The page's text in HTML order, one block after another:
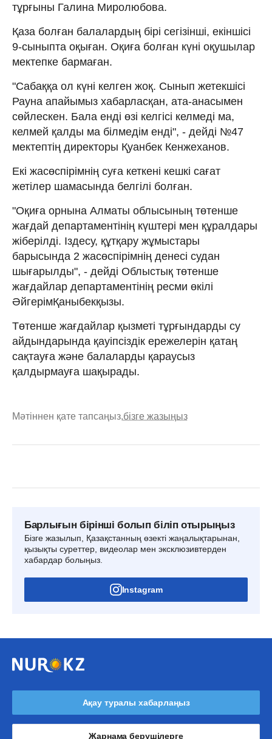
тұрғыны Галина Миролюбова.
Қаза болған балалардың бірі сегізінші, екіншісі
9-сыныпта оқыған. Оқиға болған күні оқушылар
мектепке бармаған.
"Сабаққа ол күні келген жоқ. Сынып жетекшісі
Рауна апайымыз хабарласқан, ата-анасымен
сөйлескен. Бала енді өзі келгісі келмеді ма,
келмей қалды ма білмедім енді", - дейді №47
мектептің директоры Қуанбек Кенжеханов.
Екі жасөспірімнің суға кеткені кешкі сағат
жетілер шамасында белгілі болған.
"Оқиға орнына Алматы облысының төтенше
жағдай департаментінің күштері мен құралдары
жіберілді. Іздесу, құтқару жұмыстары
барысында 2 жасөспірімнің денесі судан
шығарылды", - дейді Облыстық төтенше
жағдайлар департаментінің ресми өкілі
ӘйгерімҚаныбекқызы.
Төтенше жағдайлар қызметі тұрғындарды су
айдындарында қауіпсіздік ережелерін қатаң
сақтауға және балаларды қараусыз
қалдырмауға шақырады.
Мәтіннен қате тапсаңыз,бізге жазыңыз
Барлығын бірінші болып біліп отырыңыз
Бізге жазылып, Қазақстанның өзекті жаңалықтарынан,
қызықты суреттер, видеолар мен эксклюзивтерден
хабардар болыңыз.
Instagram
Ақау туралы хабарлаңыз
Жарнама берушілерге